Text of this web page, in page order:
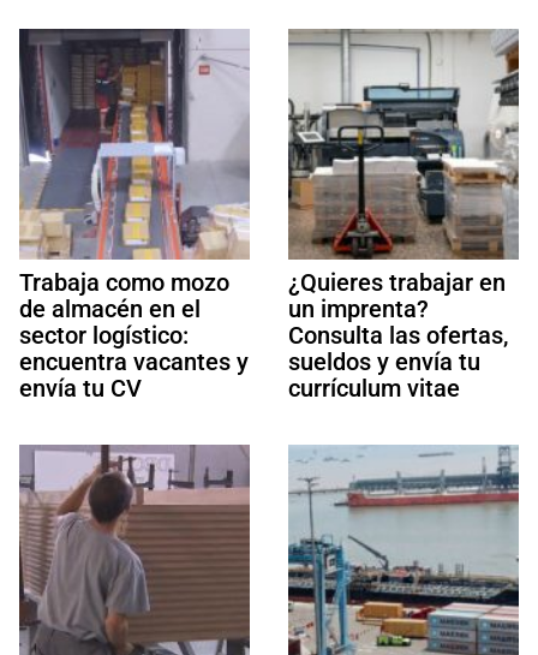
Trabaja como mozo
de almacén en el
sector logístico:
encuentra vacantes y
envía tu CV
¿Quieres trabajar en
un imprenta?
Consulta las ofertas,
sueldos y envía tu
currículum vitae